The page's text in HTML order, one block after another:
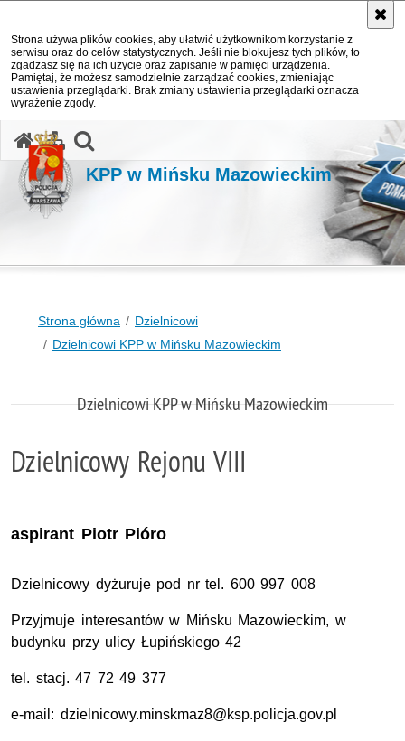
Strona używa plików cookies, aby ułatwić użytkownikom korzystanie z
serwisu oraz do celów statystycznych. Jeśli nie blokujesz tych plików, to
zgadzasz się na ich użycie oraz zapisanie w pamięci urządzenia.
Pamiętaj, że możesz samodzielnie zarządzać cookies, zmieniając
ustawienia przeglądarki. Brak zmiany ustawienia przeglądarki oznacza
wyrażenie zgody.
KPP w Mińsku Mazowieckim
Strona główna
Dzielnicowi
Dzielnicowi KPP w Mińsku Mazowieckim
Dzielnicowi KPP w Mińsku Mazowieckim
Dzielnicowy Rejonu VIII
aspirant Piotr Pióro
Dzielnicowy dyżuruje pod nr tel. 600 997 008
Przyjmuje interesantów w Mińsku Mazowieckim, w
budynku przy ulicy Łupińskiego 42
tel. stacj. 47 72 49 377
e-mail: dzielnicowy.minskmaz8@ksp.policja.gov.pl